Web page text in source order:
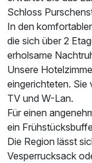
Ausstattung
Zusatznächte
Schloss
In den
die sich über 2
erholsame
Unsere
eingerichteten. Sie
TV und W-Lan.
Für einen
ein
Die Region lässt
Vesperrucksack